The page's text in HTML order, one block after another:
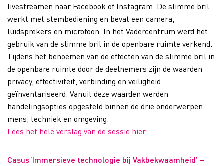
livestreamen naar Facebook of Instagram. De slimme bril
werkt met stembediening en bevat een camera,
luidsprekers en microfoon. In het Vadercentrum werd het
gebruik van de slimme bril in de openbare ruimte verkend.
Tijdens het benoemen van de effecten van de slimme bril in
de openbare ruimte door de deelnemers zijn de waarden
privacy, effectiviteit, verbinding en veiligheid
geïnventariseerd. Vanuit deze waarden werden
handelingsopties opgesteld binnen de drie onderwerpen
mens, techniek en omgeving.
Lees het hele verslag van de sessie hier
Casus ‘Immersieve technologie bij Vakbekwaamheid’ –